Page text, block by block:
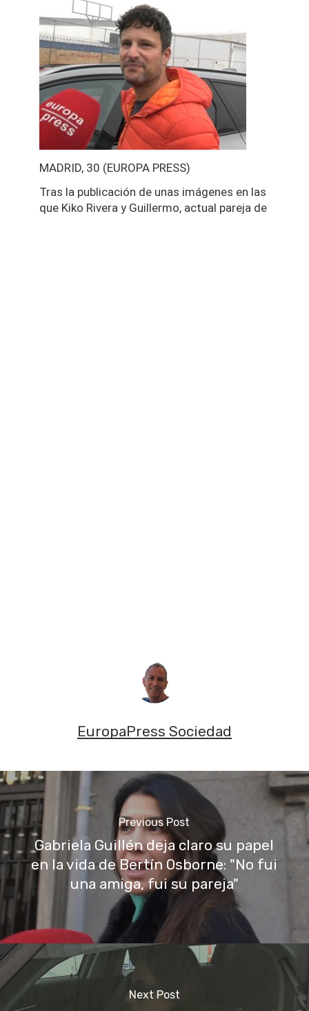
EuropaPress Sociedad
Previous Post
Gabriela Guillén deja claro su papel
en la vida de Bertín Osborne: "No fui
una amiga, fui su pareja"
Next Post